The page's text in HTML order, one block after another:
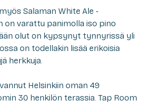
Salaman White Ale -
on varattu panimolla iso pino
olut on kypsynyt tynnyrissä yli
on todellakin lisää erikoisia
herkkuja.
Helsinkiin oman 49
30 henkilön terassia. Tap Room